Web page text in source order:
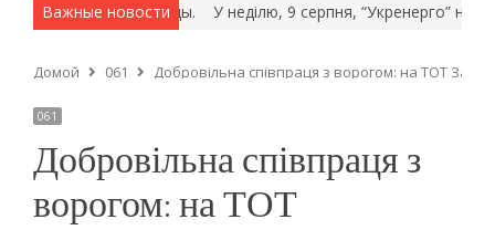
Важные новости
и армейские методы. У неділю, 9 серпня, “Укренерго” не
Домой 061 Добровільна співпраця з ворогом: на ТОТ
061
Добровільна співпраця з
ворогом: на ТОТ